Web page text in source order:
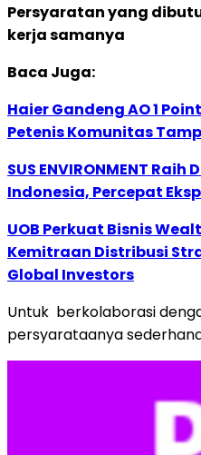
Persyaratan yang
kerja samanya
Baca Juga:
Haier Gandeng AO 1
Petenis Komunitas
SUS ENVIRONMENT Raih
Indonesia, Percepat
UOB Perkuat Bisnis
Kemitraan Distribusi
Global Investors
Untuk berkolaborasi
persyarataanya